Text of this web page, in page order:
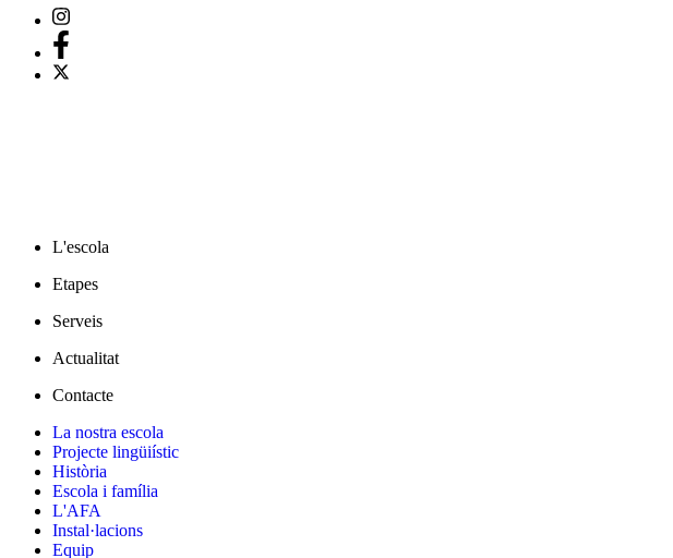
L'escola
Etapes
Serveis
Actualitat
Contacte
La nostra escola
Projecte lingüiístic
Història
Escola i família
L'AFA
Instal·lacions
Equip